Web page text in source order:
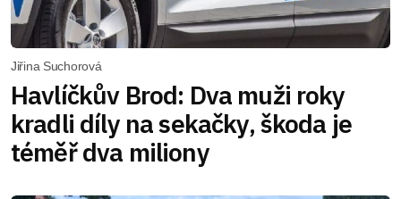
Jiřina Suchorová
Havlíčkův Brod: Dva muži roky
kradli díly na sekačky, škoda je
téměř dva miliony